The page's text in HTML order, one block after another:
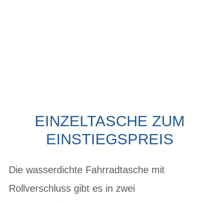
EINZELTASCHE ZUM
EINSTIEGSPREIS
Die wasserdichte Fahrradtasche mit
Rollverschluss gibt es in zwei